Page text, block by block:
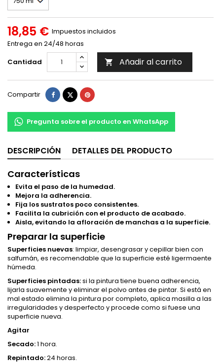
18,85 € Impuestos incluidos
Entrega en 24/48 horas
Cantidad
 Añadir al carrito
Compartir Compartir
TuitearPinterest
Pregunta sobre el producto en WhatsApp
DESCRIPCIÓN DETALLES DEL PRODUCTO
Características
Evita el paso de la humedad.
Mejora la adherencia.
Fija los sustratos poco consistentes.
Facilita la cubrición con el producto de acabado.
Aisla, evitando la afloración de manchas a la superficie.
Preparar la superficie
Superficies nuevas: limpiar, desengrasar y cepillar bien con
salfumán, es recomendable que la superficie esté ligermaente
húmeda.
Superficies pintadas:si la pintura tiene buena adherencia,
lijarla suavemente y eliminar el polvo antes de pintar. Si está en
mal estado elimina la pintura por completo, aplica masilla a las
irregularidades y desperfecto y procede como si fuese una
superficie nueva.
Agitar
Secado:1 hora.
Repintado:24 horas.